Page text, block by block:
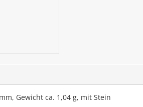
Gewicht ca. 1,04 g, mit Stein